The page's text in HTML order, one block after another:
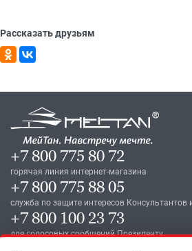
Рассказать друзьям
+7 800 775 80 72
горячая линия интернет-магазина
+7 800 775 88 05
служба по защите интересов Консультантов
+7 800 100 23 73
для голосовых сообщений Президенту